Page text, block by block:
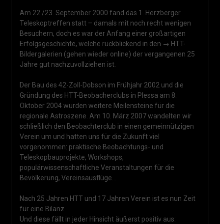
Am 22./23. September 2000 fand das 1. Herzberger
Teleskoptreffen statt – damals mit noch recht wenigen
Besuchern, doch es war der Anfang einer großartigen
Erfolgsgeschichte, welche rückblickend in den → HTT-
Bildergalerien (gehen wieder online) der vergangenen 25
Jahre gut nachzuvollziehen ist.
Der Bau des 42-Zoll-Dobson im Frühjahr 2002 und die
Gründung des HTT-Beobacherclubs in Plessa am 8.
Oktober 2004 wurden weitere Meilensteine für die
regionale Astroszene. Am 10. März 2007 wandelten wir
schließlich den Beobachterclub in einen gemeinnützigen
Verein um und hatten uns für die Zukunft viel
vorgenommen: praktische Beobachtungs- und
Teleskopbauprojekte, Workshops,
populärwissenschaftliche Veranstaltungen für die
Bevölkerung, Vereinsausflüge…
Nach 25 Jahren HTT und 17 Jahren Verein ist es nun Zeit
für eine Bilanz.
Und diese fällt in jeder Hinsicht äußerst positiv aus: